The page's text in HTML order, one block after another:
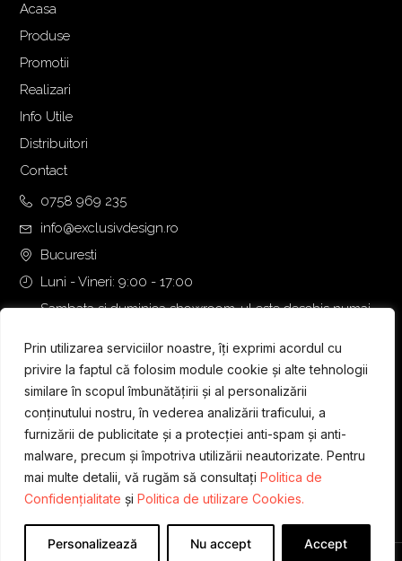
Prin utilizarea serviciilor noastre, îți exprimi acordul cu
privire la faptul că folosim module cookie și alte tehnologii
similare în scopul îmbunătățirii și al personalizării
conținutului nostru, în vederea analizării traficului, a
furnizării de publicitate și a protecției anti-spam și anti-
malware, precum și împotriva utilizării neautorizate. Pentru
mai multe detalii, vă rugăm să consultați Politica de
Confidențialitate și Politica de utilizare Cookies.
Personalizează Nu accept Accept
Acasa
Produse
Promotii
Realizari
Info Utile
Distribuitori
Contact
0758 969 235
info@exclusivdesign.ro
Bucuresti
Luni - Vineri: 9:00 - 17:00
Sambata si duminica showroom-ul este deschis numai